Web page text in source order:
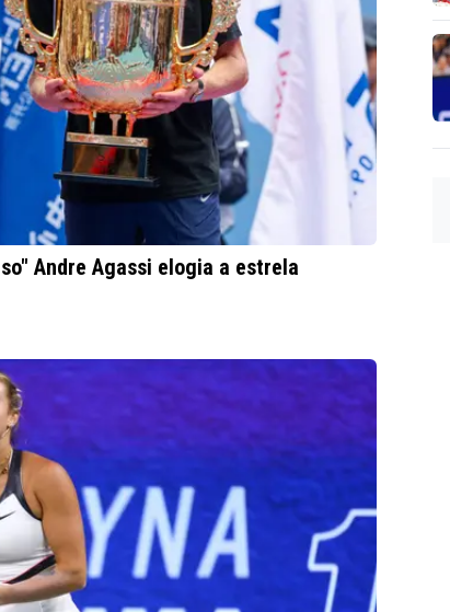
Andre Agassi elogia a estrela